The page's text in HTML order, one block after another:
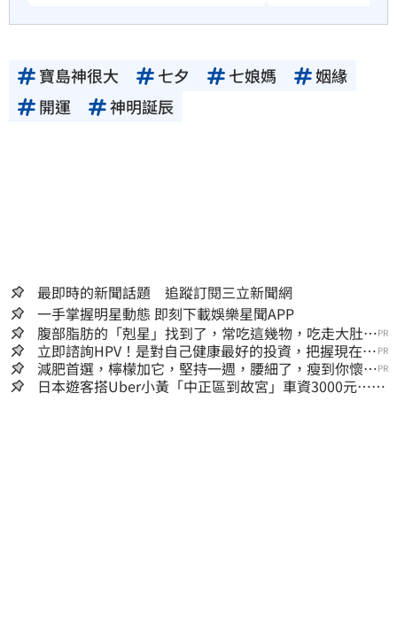
寶島神很大 七夕 七娘媽
姻緣
開運
神明誕辰
最即時的新聞話題 追蹤訂閱三立新聞網
一手掌握明星動態 即刻下載娛樂星聞APP
腹部脂肪的「剋星」找到了，常吃這幾物，吃走大肚
囊，瘦出小蠻腰
PR
立即諮詢HPV！是對自己健康最好的投資，把握現在不
嫌晚！
PR
減肥首選，檸檬加它，堅持一週，腰細了，瘦到你懷疑
人生
PR
日本遊客搭Uber小黃「中正區到故宮」車資3000元…嚇